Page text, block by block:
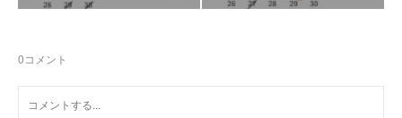
0コメント